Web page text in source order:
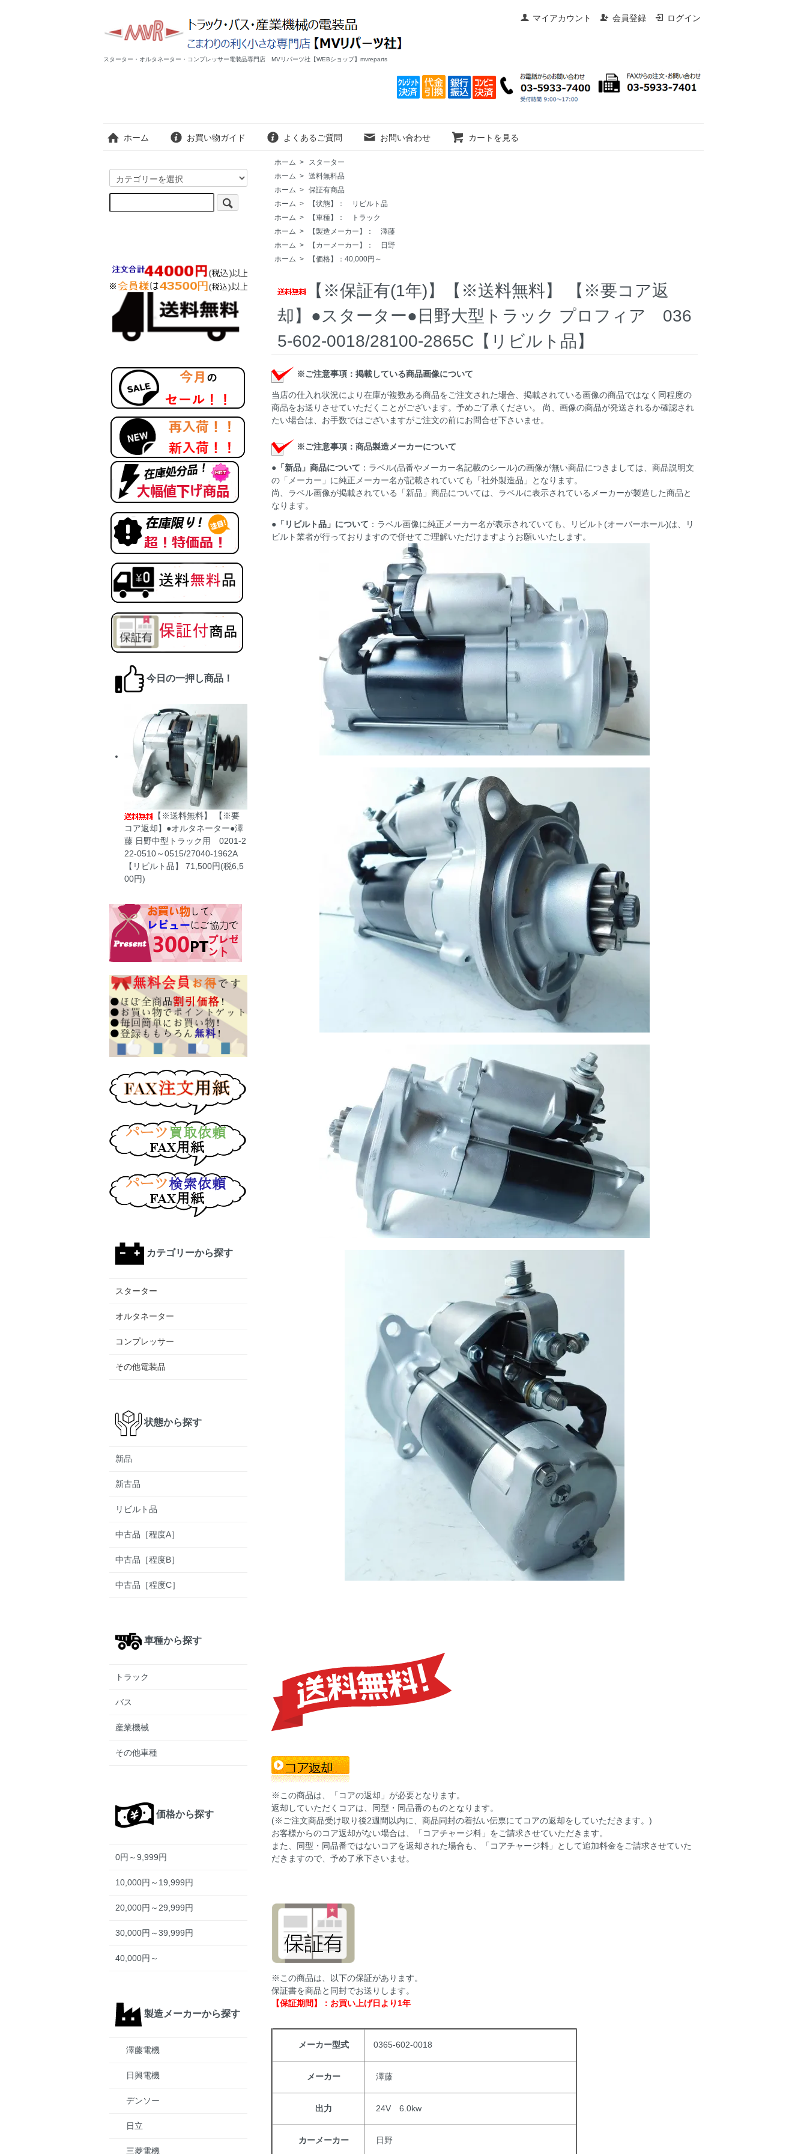
マイアカウント 会員登録 ログイン
スターター・オルタネーター・コンプレッサー電装品専門店 MVリパーツ社【WEBショップ】mvreparts
ホーム お買い物ガイド よくあるご質問 お問い合わせ カートを見る
ホーム >
スターター
ホーム > 送料無料品
ホーム > 保証有商品
ホーム >
【状態】： リビルト品
ホーム >
【車種】： トラック
ホーム >
【製造メーカー】： 澤藤
ホーム >
【カーメーカー】： 日野
ホーム > 【価格】：40,000円～
【※保証有(1年)】【※送料無料】 【※要コア返
却】●スターター●日野大型トラック プロフィア 036
5-602-0018/28100-2865C【リビルト品】
※ご注意事項：掲載している商品画像について
当店の仕入れ状況により在庫が複数ある商品をご注文された場合、掲載されている画像の商品ではなく同程度の
商品をお送りさせていただくことがございます。予めご了承ください。 尚、画像の商品が発送されるか確認され
たい場合は、お手数ではございますがご注文の前にお問合せ下さいませ。
※ご注意事項：商品製造メーカーについて
● 「新品」商品について ：ラベル(品番やメーカー名記載のシール)の画像が無い商品につきましては、商品説明文
の「メーカー」に純正メーカー名が記載されていても「社外製造品」となります。
尚、ラベル画像が掲載されている「新品」商品については、ラベルに表示されているメーカーが製造した商品と
なります。
● 「リビルト品」について ：ラベル画像に純正メーカー名が表示されていても、リビルト(オーバーホール)は、リ
ビルト業者が行っておりますので併せてご理解いただけますようお願いいたします。
※この商品は、「コアの返却」が必要となります。
返却していただくコアは、同型・同品番のものとなります。
(※ご注文商品受け取り後2週間以内に、商品同封の着払い伝票にてコアの返却をしていただきます。)
お客様からのコア返却がない場合は、「コアチャージ料」をご請求させていただきます。
また、同型・同品番ではないコアを返却された場合も、「コアチャージ料」として追加料金をご請求させていた
だきますので、予め了承下さいませ。
※この商品は、以下の保証があります。
保証書を商品と同封でお送りします。
【保証期間】：お買い上げ日より1年
メーカー型式 0365-602-0018
メーカー 澤藤
出力 24V 6.0kw
カーメーカー 日野
今日の一押し商品！
【※送料無料】 【※要
コア返却】●オルタネーター●澤
藤 日野中型トラック用 0201-2
22-0510～0515/27040-1962A
【リビルト品】 71,500円(税6,5
00円)
カテゴリーから探す
スターター
オルタネーター
コンプレッサー
その他電装品
状態から探す
新品
新古品
リビルト品
中古品［程度A］
中古品［程度B］
中古品［程度C］
車種から探す
トラック
バス
産業機械
その他車種
価格から探す
0円～9,999円
10,000円～19,999円
20,000円～29,999円
30,000円～39,999円
40,000円～
製造メーカーから探す
澤藤電機
日興電機
デンソー
日立
三菱電機